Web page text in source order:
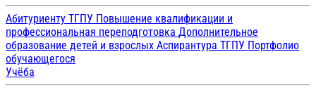
Абитуриенту ТГПУ Повышение квалификации и
профессиональная переподготовка Дополнительное
образование детей и взрослых Аспирантура ТГПУ Портфолио
обучающегося
Учёба